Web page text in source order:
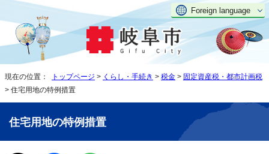
Foreign language
現在の位置： トップページ > くらし・手続き > 税金 > 固定資産税・都市計画税
> 住宅用地の特例措置
住宅用地の特例措置